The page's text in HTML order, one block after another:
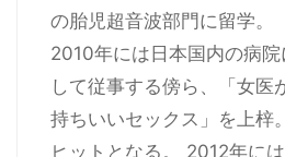
の胎児超音波部門に留学。
2010年には日本国内の病院
して従事する傍ら、「女医
持ちいいセックス」を上梓
ヒットとなる。 2012年に